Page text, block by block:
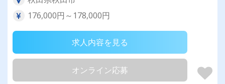
176,000円～178,000円
求人内容を見る
オンライン応募